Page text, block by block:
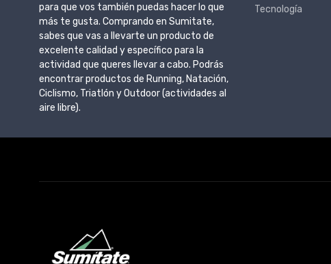
para que vos también puedas hacer lo que
más te gusta. Comprando en Sumitate,
sabes que vas a llevarte un producto de
excelente calidad y específico para la
actividad que queres llevar a cabo. Podrás
encontrar productos de Running, Natación,
Ciclismo, Triatlón y Outdoor (actividades al
aire libre).
Tecnología